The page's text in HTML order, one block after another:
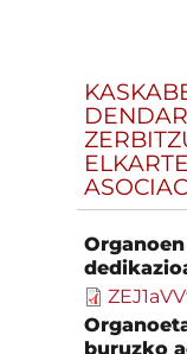
buruzko